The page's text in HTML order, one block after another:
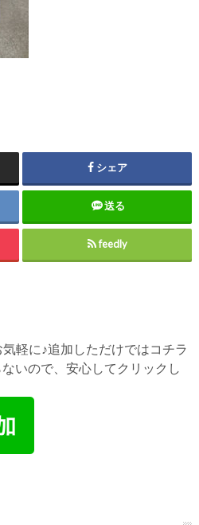
シェア
送る
feedly
軽に♪追加しただけではコチラ
いので、安心してクリックし